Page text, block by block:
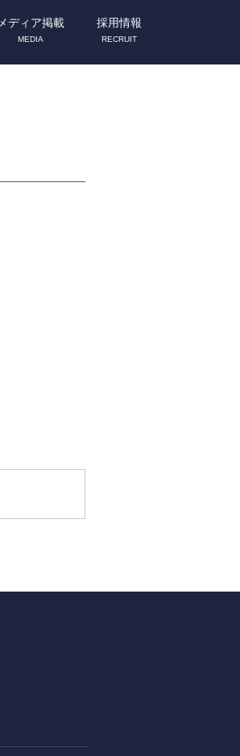
ディア掲載
MEDIA
採用情報
RECRUIT